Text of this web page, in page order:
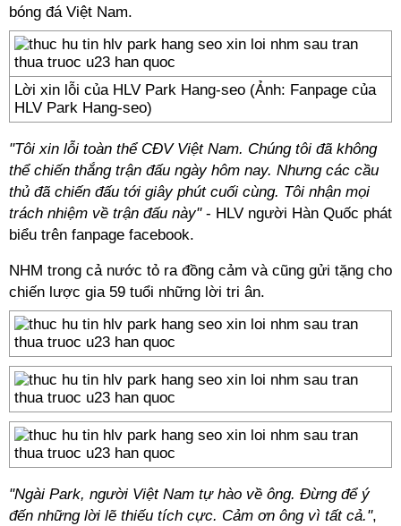
bóng đá Việt Nam.
Lời xin lỗi của HLV Park Hang-seo (Ảnh: Fanpage của
HLV Park Hang-seo)
"Tôi xin lỗi toàn thể CĐV Việt Nam. Chúng tôi đã không
thể chiến thắng trận đấu ngày hôm nay. Nhưng các cầu
thủ đã chiến đấu tới giây phút cuối cùng. Tôi nhận mọi
trách nhiệm về trận đấu này"- HLV người Hàn Quốc phát
biểu trên fanpage facebook.
NHM trong cả nước tỏ ra đồng cảm và cũng gửi tặng cho
chiến lược gia 59 tuổi những lời tri ân.
"Ngài Park, người Việt Nam tự hào về ông. Đừng để ý
đến những lời lẽ thiếu tích cực. Cảm ơn ông vì tất cả.",